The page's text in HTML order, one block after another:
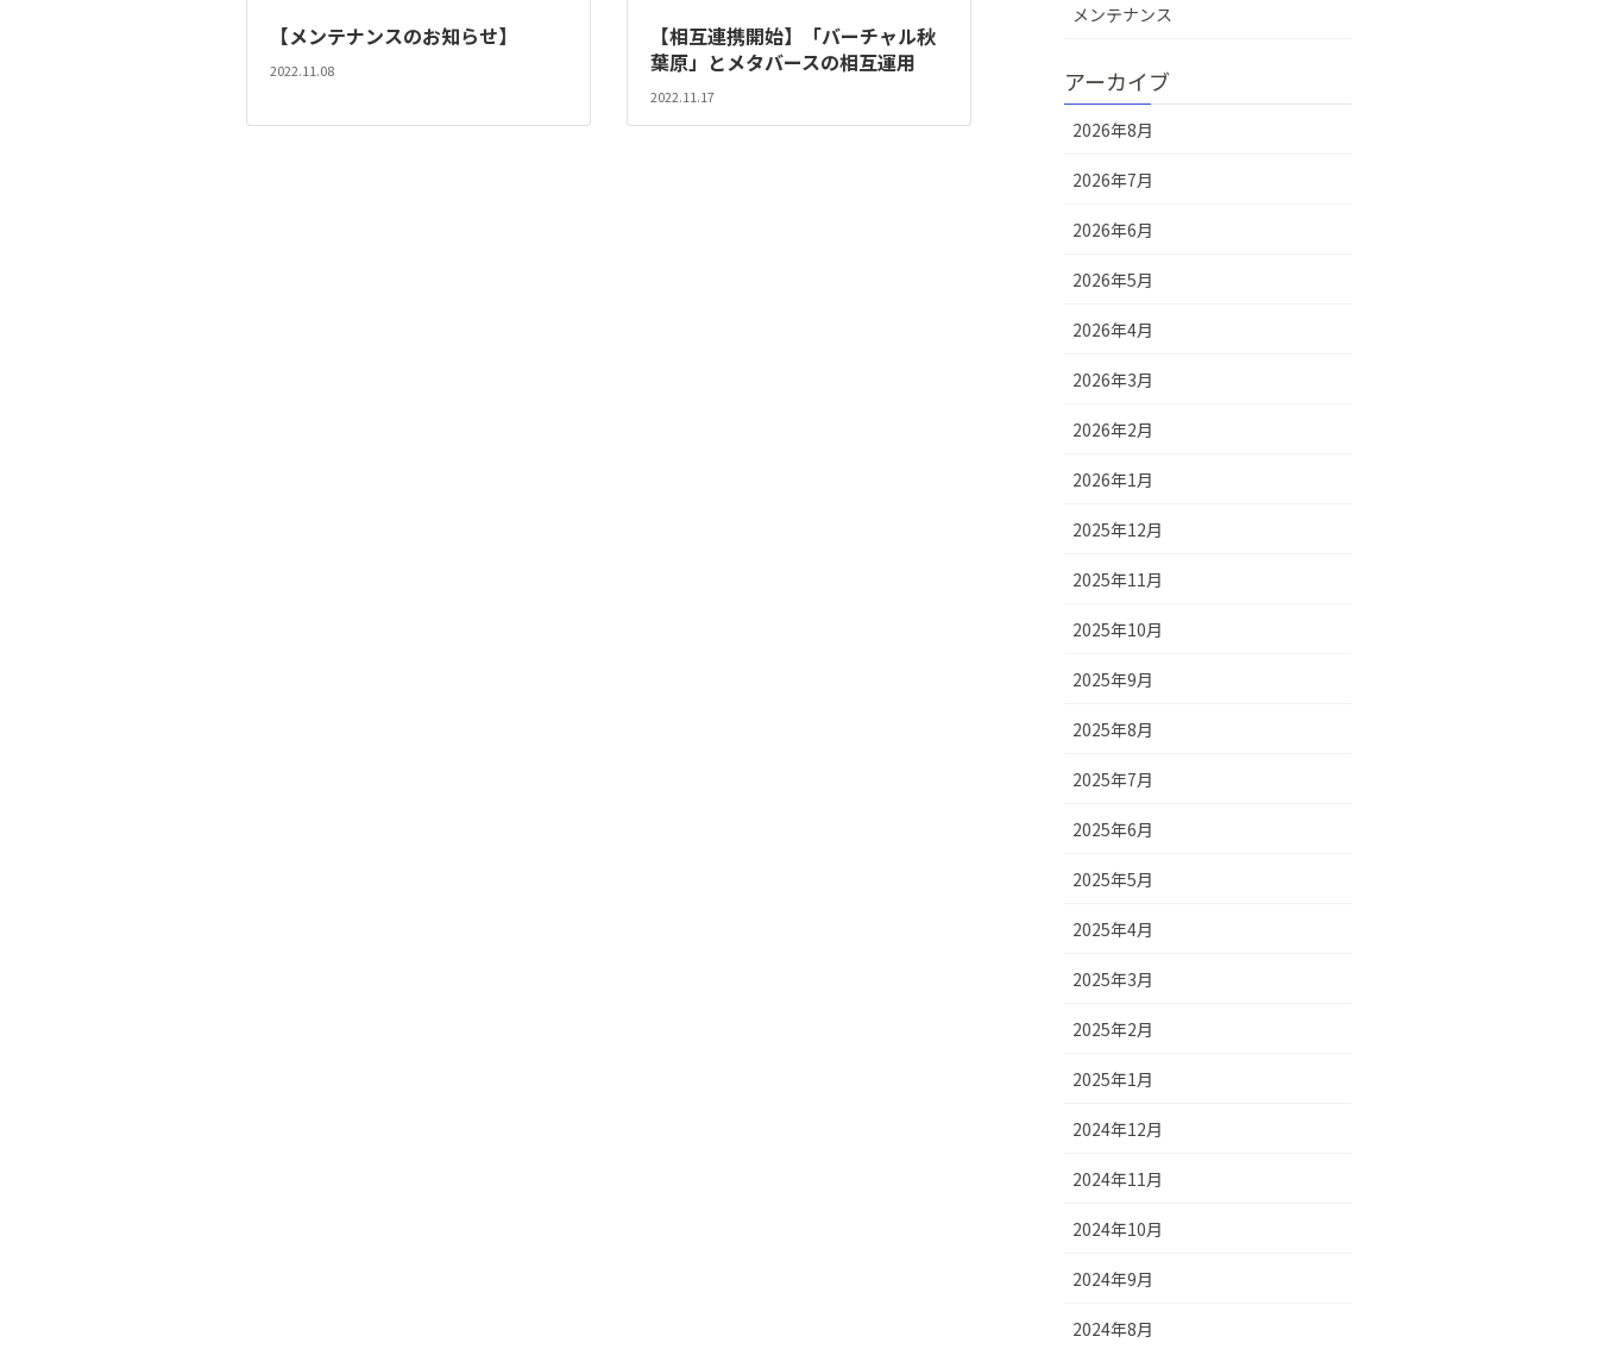
【メンテナンスのお知らせ】
2022.11.08
【相互連携開始】「バーチャル秋
葉原」とメタバースの相互運用
2022.11.17
メンテナンス
アーカイブ
2026年8月
2026年7月
2026年6月
2026年5月
2026年4月
2026年3月
2026年2月
2026年1月
2025年12月
2025年11月
2025年10月
2025年9月
2025年8月
2025年7月
2025年6月
2025年5月
2025年4月
2025年3月
2025年2月
2025年1月
2024年12月
2024年11月
2024年10月
2024年9月
2024年8月